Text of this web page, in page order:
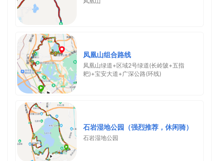
凤凰山组合路线
凤凰山绿道+区域2号绿道(长岭陂+五指
耙)+宝安大道+广深公路(环线)
石岩湿地公园（强烈推荐，休闲骑）
石岩湿地公园